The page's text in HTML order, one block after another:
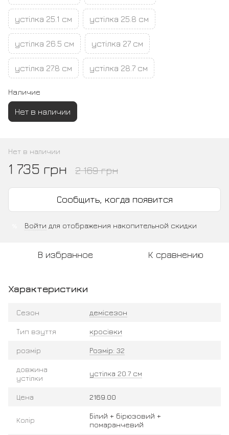
устілка 25.1 см устілка 25.8 см
устілка 26.5 см устілка 27 см
устілка 27.8 см устілка 28.7 см
Наличие
Нет в наличии
Нет в наличии
1 735 грн 2 169 грн
Сообщить, когда появится
Войти для отображения накопительной скидки
В избранное К сравнению
Характеристики
Сезон демісезон
Тип взуття кросівки
розмір Розмір: 32
довжина
устілки
устілка 20.7 см
Цена 2169.00
Колір
Білий + бірюзовий +
помаранчевий